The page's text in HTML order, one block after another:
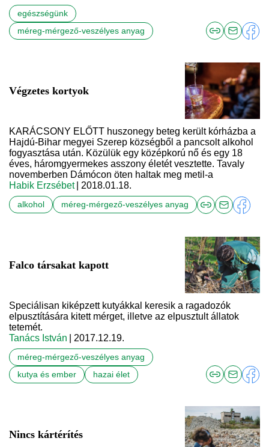
egészségünk
méreg-mérgező-veszélyes anyag
Végzetes kortyok
KARÁCSONY ELŐTT huszonegy beteg került kórházba a
Hajdú-Bihar megyei Szerep községből a pancsolt alkohol
fogyasztása után. Közülük egy középkorú nő és egy 18
éves, háromgyermekes asszony életét vesztette. Tavaly
novemberben Dámócon öten haltak meg metil-a
Habik Erzsébet
| 2018.01.18.
alkohol méreg-mérgező-veszélyes anyag
Falco társakat kapott
Speciálisan kiképzett kutyákkal keresik a ragadozók
elpusztítására kitett mérget, illetve az elpusztult állatok
tetemét.
Tanács István
| 2017.12.19.
méreg-mérgező-veszélyes anyag
kutya és ember
hazai élet
Nincs kártérítés